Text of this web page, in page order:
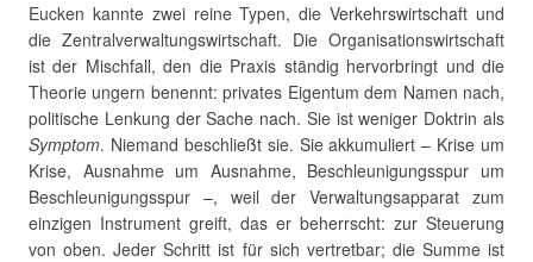
Eucken kannte zwei reine Typen, die Verkehrswirtschaft und
die Zentralverwaltungswirtschaft. Die Organisationswirtschaft
ist der Mischfall, den die Praxis ständig hervorbringt und die
Theorie ungern benennt: privates Eigentum dem Namen nach,
politische Lenkung der Sache nach. Sie ist weniger Doktrin als
Symptom. Niemand beschließt sie. Sie akkumuliert – Krise um
Krise, Ausnahme um Ausnahme, Beschleunigungsspur um
Beschleunigungsspur –, weil der Verwaltungsapparat zum
einzigen Instrument greift, das er beherrscht: zur Steuerung
von oben. Jeder Schritt ist für sich vertretbar; die Summe ist